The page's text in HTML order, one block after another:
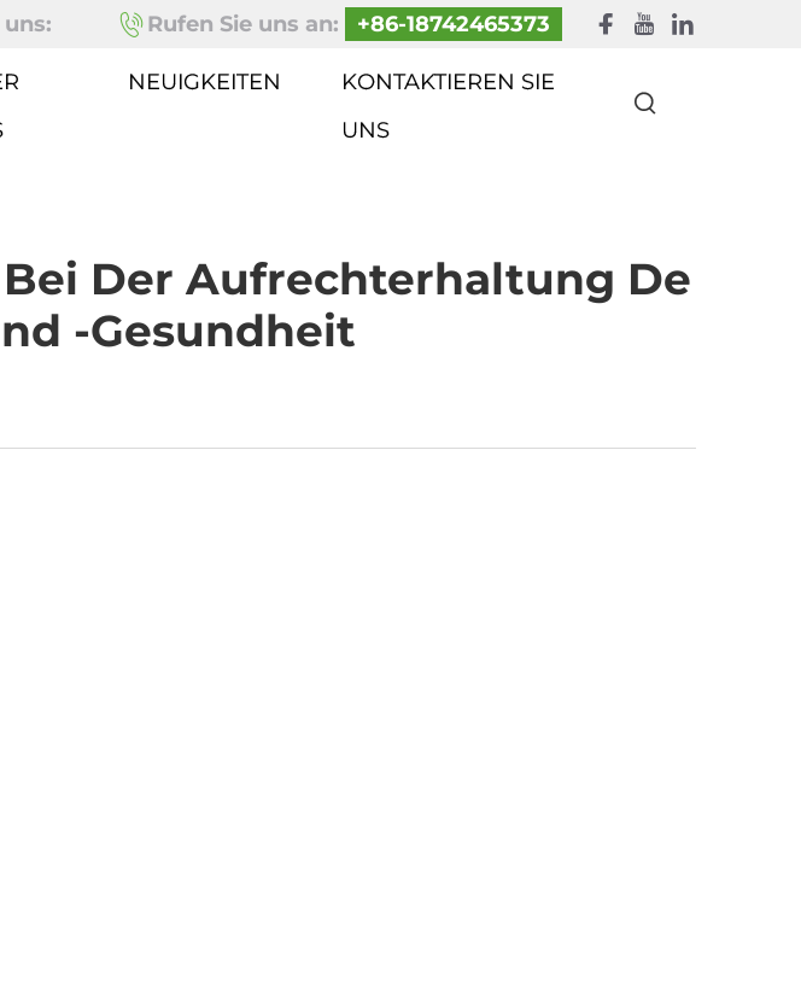
uns: Rufen Sie uns an: +86-18742465373
NEUIGKEITEN
KONTAKTIEREN SIE
UNS
Der Aufrechterhaltung De
-gesundheit